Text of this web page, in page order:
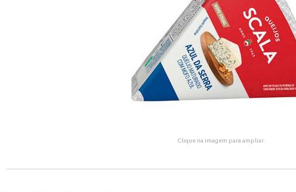
Clique na imagem para ampliar.